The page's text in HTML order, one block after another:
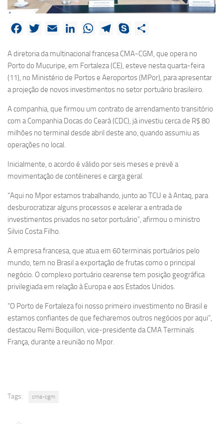
Facebook
Twitter Email LinkedInWhatsAppTelegram
Skype
A diretoria da multinacional francesa CMA-CGM, que opera no
Porto do Mucuripe, em Fortaleza (CE), esteve nesta quarta-feira
(11), no Ministério de Portos e Aeroportos (MPor), para apresentar
a projeção de novos investimentos no setor portuário brasileiro.
A companhia, que firmou um contrato de arrendamento transitório
com a Companhia Docas do Ceará (CDC), já investiu cerca de R$ 80
milhões no terminal desde abril deste ano, quando assumiu as
operações no local.
Inicialmente, o acordo é válido por seis meses e prevê a
movimentação de contêineres e carga geral.
“Aqui no Mpor estamos trabalhando, junto ao TCU e à Antaq, para
desburocratizar alguns processos e acelerar a entrada de
investimentos privados no setor portuário”, afirmou o ministro
Silvio Costa Filho.
A empresa francesa, que atua em 60 terminais portuários pelo
mundo, tem no Brasil a exportação de frutas como o principal
negócio. O complexo portuário cearense tem posição geográfica
privilegiada em relação à Europa e aos Estados Unidos.
“O Porto de Fortaleza foi nosso primeiro investimento no Brasil e
estamos confiantes de que fecharemos outros negócios por aqui”,
destacou Remi Boquillon, vice-presidente da CMA Terminals
França, durante a reunião no Mpor.
Tags: cma-cgm